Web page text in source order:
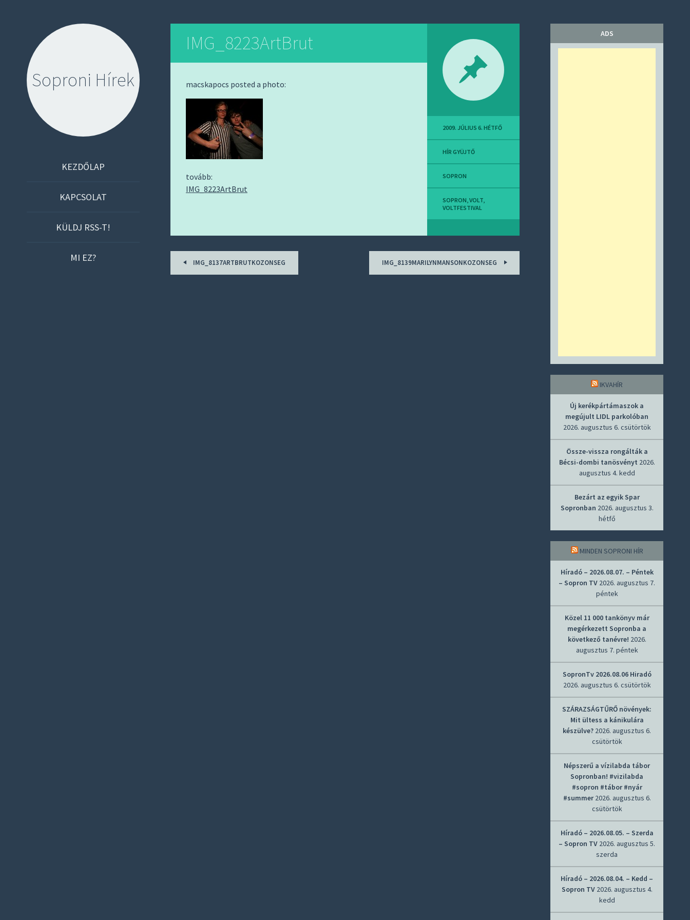
Soproni Hírek
KEZDŐLAP
KAPCSOLAT
KÜLDJ RSS-T!
MI EZ?
IMG_8223ArtBrut
macskapocs posted a photo:
tovább:
IMG_8223ArtBrut
2009. JÚLIUS 6. HÉTFŐ
HÍR GYÜJTŐ
SOPRON
SOPRON,VOLT,
VOLTFESTIVAL
Post
navigation
IMG_8137ARTBRUTKOZONSEG IMG_8139MARILYNMANSONKOZONSEG
ADS
IKVAHÍR
Új kerékpártámaszok a
megújult LIDL parkolóban
2026. augusztus 6. csütörtök
Össze-vissza rongálták a
Bécsi-dombi tanösvényt 2026.
augusztus 4. kedd
Bezárt az egyik Spar
Sopronban 2026. augusztus 3.
hétfő
MINDEN SOPRONI HÍR
Híradó – 2026.08.07. – Péntek
– Sopron TV 2026. augusztus 7.
péntek
Közel 11 000 tankönyv már
megérkezett Sopronba a
következő tanévre! 2026.
augusztus 7. péntek
SopronTv 2026.08.06 Hiradó
2026. augusztus 6. csütörtök
SZÁRAZSÁGTŰRŐ növények:
Mit ültess a kánikulára
készülve? 2026. augusztus 6.
csütörtök
Népszerű a vízilabda tábor
Sopronban! #vizilabda
#sopron #tábor #nyár
#summer 2026. augusztus 6.
csütörtök
Híradó – 2026.08.05. – Szerda
– Sopron TV 2026. augusztus 5.
szerda
Híradó – 2026.08.04. – Kedd –
Sopron TV 2026. augusztus 4.
kedd